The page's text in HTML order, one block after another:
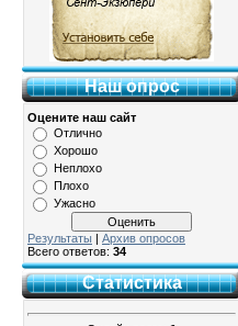
Наш опрос
Оцените наш сайт
Отлично
Хорошо
Неплохо
Плохо
Ужасно
Результаты | Архив опросов
Всего ответов: 34
Статистика